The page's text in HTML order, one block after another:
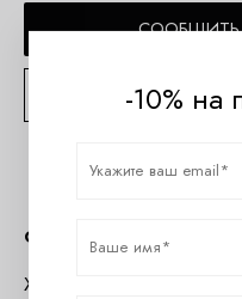
Описание
Женские бесшовные
-10% на